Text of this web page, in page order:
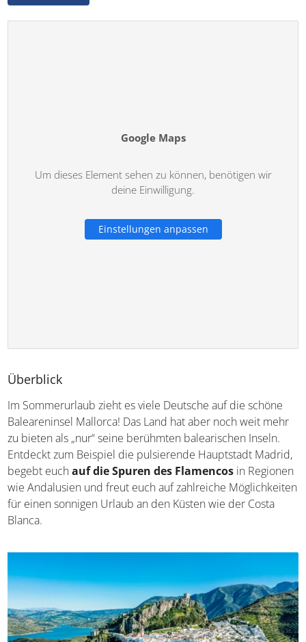
Google Maps
Um dieses Element sehen zu können, benötigen wir
deine Einwilligung.
Einstellungen anpassen
Überblick
Im Sommerurlaub zieht es viele Deutsche auf die schöne
Baleareninsel Mallorca! Das Land hat aber noch weit
mehr zu bieten als „nur“ seine berühmten balearischen
Inseln. Entdeckt zum Beispiel die pulsierende Hauptstadt
Madrid, begebt euchauf die Spuren des Flamencosin
Regionen wie Andalusien und freut euch auf zahlreiche
Möglichkeiten für einen sonnigen Urlaub an den Küsten
wie der Costa Blanca.